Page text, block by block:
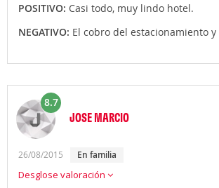
POSITIVO: Casi todo, muy lindo hotel.
NEGATIVO: El cobro del estacionamiento y
8.7
JOSE MARCIO
26/08/2015 en familia
Desglose valoración